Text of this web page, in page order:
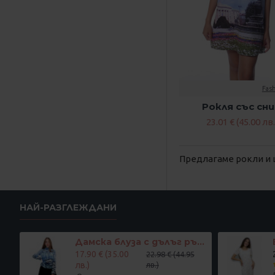
Рокля със
23.01 € (45.00
Предлагаме рокли и
НАЙ-РАЗГЛЕЖДАНИ
Дамска блуза с дълъг ръкав и ластик в кръста с интересен принт в синьо
17.90 € (35.00
лв.)
22.98 € (44.95
лв.)